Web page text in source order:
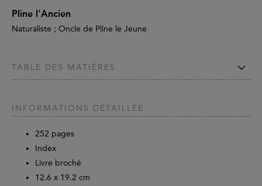
Pline l'Ancien
Naturaliste ; Oncle de Pline le Jeune
TABLE DES MATIÈRES
INFORMATIONS DÉTAILLÉE
252 pages
Index
Livre broché
12.6 x 19.2 cm